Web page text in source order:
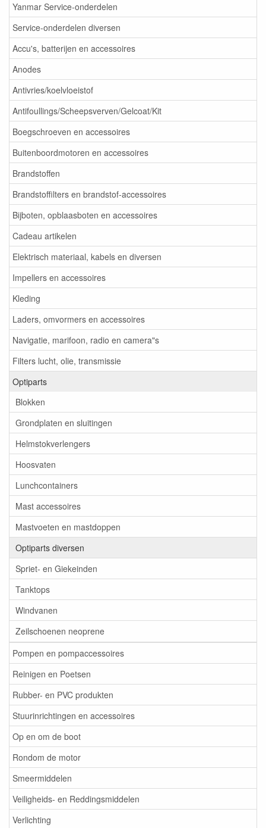
Yanmar Service-onderdelen
Service-onderdelen diversen
Accu's, batterijen en accessoires
Anodes
Antivries/koelvloeistof
Antifoullings/Scheepsverven/Gelcoat/Kit
Boegschroeven en accessoires
Buitenboordmotoren en accessoires
Brandstoffen
Brandstoffilters en brandstof-accessoires
Bijboten, opblaasboten en accessoires
Cadeau artikelen
Elektrisch materiaal, kabels en diversen
Impellers en accessoires
Kleding
Laders, omvormers en accessoires
Navigatie, marifoon, radio en camera"s
Filters lucht, olie, transmissie
Optiparts
Blokken
Grondplaten en sluitingen
Helmstokverlengers
Hoosvaten
Lunchcontainers
Mast accessoires
Mastvoeten en mastdoppen
Optiparts diversen
Spriet- en Giekeinden
Tanktops
Windvanen
Zeilschoenen neoprene
Pompen en pompaccessoires
Reinigen en Poetsen
Rubber- en PVC produkten
Stuurinrichtingen en accessoires
Op en om de boot
Rondom de motor
Smeermiddelen
Veiligheids- en Reddingsmiddelen
Verlichting